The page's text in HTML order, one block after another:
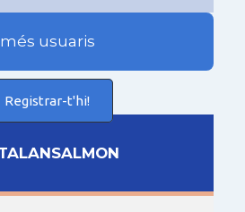
més usuaris
Registrar-t'hi!